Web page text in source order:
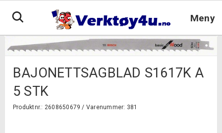
Meny
BAJONETTSAGBLAD S1617K A
5 STK
Produktnr.: 2608650679 / Varenummer: 381